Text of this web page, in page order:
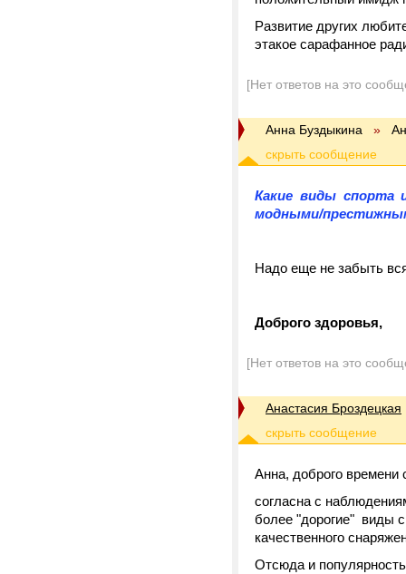
Развитие других
этакое сарафанное
[Нет ответов на это
Анна Буздыкина »
Какие виды спорта
модными/
Надо еще не забыть
Доброго здоровья,
[Нет ответов на это
Анастасия Броздецкая
Анна, доброго времени
согласна с
более "дорогие" виды
качественного
Отсюда и